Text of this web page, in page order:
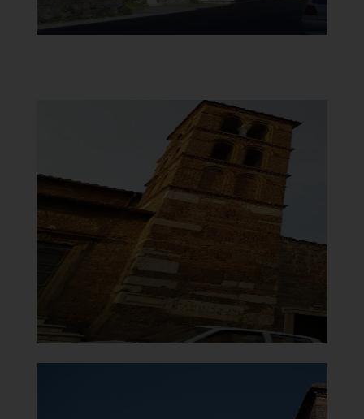
Chiesa di Santa Maria del
Carmine
Torre campanaria
Clicca per ingrandire